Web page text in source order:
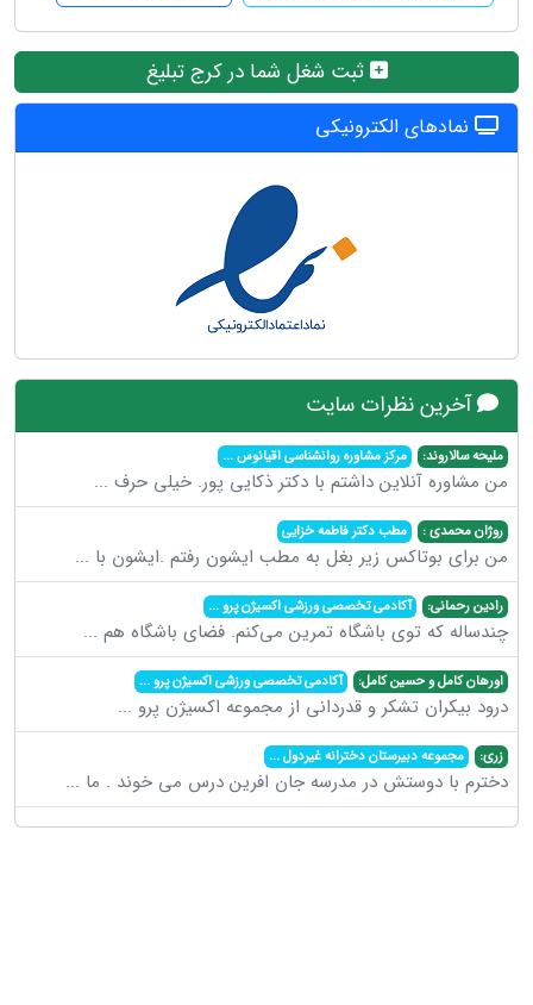
ثبت شغل شما در کرج تبلیغ
نمادهای الکترونیکی
آخرین نظرات سایت
ملیحه سالاروند: مرکز مشاوره روانشناسی اقیانوس...
من مشاوره آنلاین داشتم با دکتر ذکایی پور. خیلی حرف ...
روژان محمدی : مطب دکتر فاطمه خزایی
من برای بوتاکس زیر بغل به مطب ایشون رفتم .ایشون با ...
رادین رحمانی: آکادمی تخصصی ورزشی اکسیژن پرو...
چندساله که توی باشگاه تمرین می‌کنم. فضای باشگاه هم ...
اورهان کامل و حسین کامل: آکادمی تخصصی ورزشی اکسیژن پرو...
درود بیکران تشکر و قدردانی از مجموعه اکسیژن پرو ...
زری: مجموعه دبیرستان دخترانه غیردول...
دخترم با دوستش در مدرسه جان افرین درس می خوند . ما ...